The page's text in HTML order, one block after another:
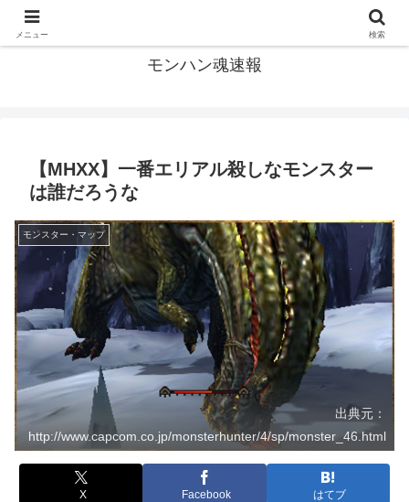
モンハン魂速報
【MHXX】一番エリアル殺しなモンスター
は誰だろうな
モンスター・マップ
出典元：
http://www.capcom.co.jp/monsterhunter/4/sp/monster_46.html
X Facebook はてブ
メニュー 検索